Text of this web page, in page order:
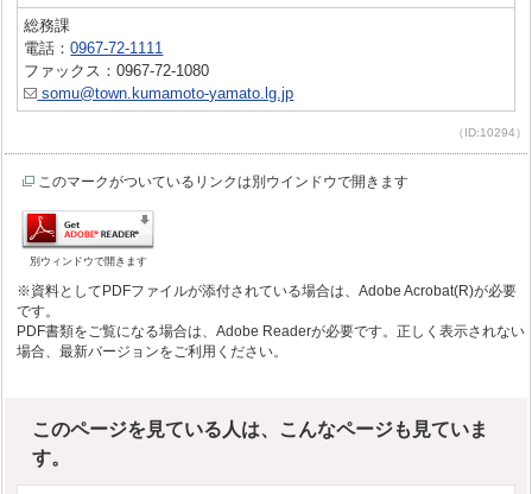
総務課
電話：0967-72-1111
ファックス：0967-72-1080
somu@town.kumamoto-yamato.lg.jp
（ID:10294）
このマークがついているリンクは別ウインドウで開きます
別ウィンドウで開きます
※資料としてPDFファイルが添付されている場合は、Adobe Acrobat(R)が必要
です。
PDF書類をご覧になる場合は、Adobe Readerが必要です。正しく表示されない
場合、最新バージョンをご利用ください。
このページを見ている人は、こんなページも見ていま
す。